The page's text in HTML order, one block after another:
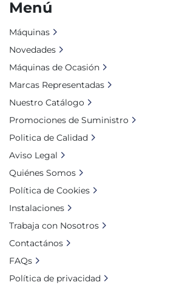
Menú
Máquinas
Novedades
Máquinas de Ocasión
Marcas Representadas
Nuestro Catálogo
Promociones de Suministro
Politica de Calidad
Aviso Legal
Quiénes Somos
Política de Cookies
Instalaciones
Trabaja con Nosotros
Contactános
FAQs
Política de privacidad